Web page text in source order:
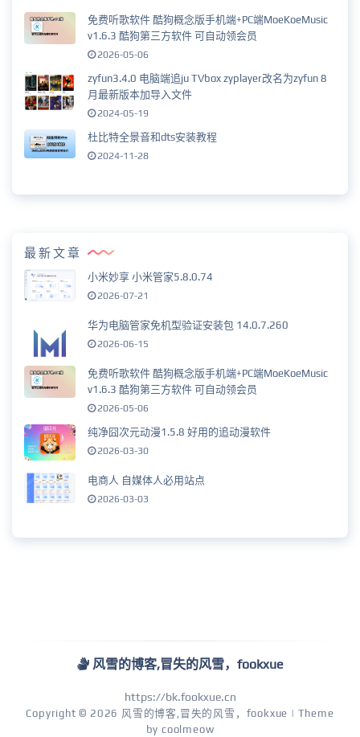
免费听歌软件 酷狗概念版手机端+PC端MoeKoeMusic
v1.6.3 酷狗第三方软件 可自动领会员
2026-05-06
zyfun3.4.0 电脑端追ju TVbox zyplayer改名为zyfun 8
月最新版本加导入文件
2024-05-19
杜比特全景音和dts安装教程
2024-11-28
最新文章
小米妙享 小米管家5.8.0.74
2026-07-21
华为电脑管家免机型验证安装包 14.0.7.260
2026-06-15
免费听歌软件 酷狗概念版手机端+PC端MoeKoeMusic
v1.6.3 酷狗第三方软件 可自动领会员
2026-05-06
纯净囧次元动漫1.5.8 好用的追动漫软件
2026-03-30
电商人 自媒体人必用站点
2026-03-03
风雪的博客,冒失的风雪，fookxue
https://bk.fookxue.cn
Copyright © 2026 风雪的博客,冒失的风雪，fookxue | Theme
by coolmeow